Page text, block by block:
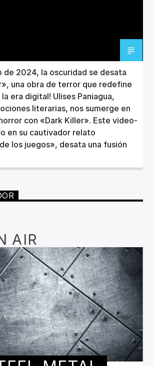
de 2024, la oscuridad se desata
una obra de terror que redefine
era digital! Ulises Paniagua,
literarias, nos sumerge en
con «Dark Killer». Este video-
en su cautivador relato
los juegos», desata una fusión
AIR